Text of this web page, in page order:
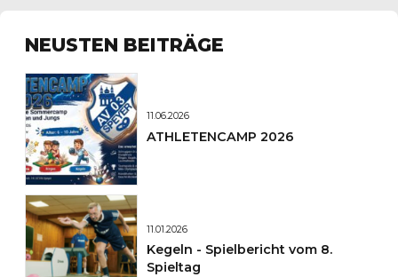
NEUSTEN BEITRÄGE
11.06.2026
ATHLETENCAMP 2026
11.01.2026
Kegeln - Spielbericht vom 8.
Spieltag